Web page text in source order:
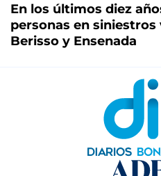
En los últimos diez
personas en siniestros
Berisso y Ensenada